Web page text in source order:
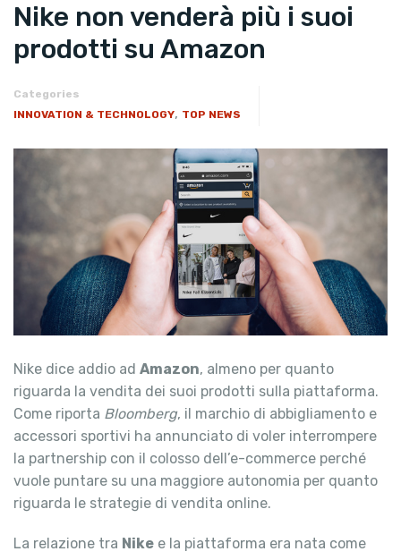
Nike non venderà più i suoi
prodotti su Amazon
Categories
INNOVATION & TECHNOLOGY, TOP NEWS
Nike dice addio ad Amazon, almeno per quanto
riguarda la vendita dei suoi prodotti sulla piattaforma.
Come riporta Bloomberg, il marchio di abbigliamento e
accessori sportivi ha annunciato di voler interrompere
la partnership con il colosso dell’e-commerce perché
vuole puntare su una maggiore autonomia per quanto
riguarda le strategie di vendita online.
La relazione tra Nike e la piattaforma era nata come